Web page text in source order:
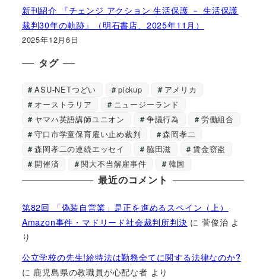
新刊紹介 『チェンジ アクション 生活保護 － 生活保護
裁判30年の軌跡』（明石書店、2025年11月）
2025年12月6日
タグ
ASU-NETつどい pickup
アメリカ
オーストラリア
ニュージーランド
ヤマハ英語講師ユニオン
争議行為
労働組合
守口市学童保育雇い止め裁判
森岡孝二
森岡孝二の連続エッセイ
脇田滋
賃金窃盗
開催済
関大不当解雇事件 韓国
最近のコメント
第82回 「偽装自営業」是正を進めるスペイン（上）
Amazon事件・マドリード社会裁判所判決 に菅俊治 よ
り
公立学校の先生!給特法は勤務全てに関する法律なのか?
に 鹿児島県の教職員が心配な者 より